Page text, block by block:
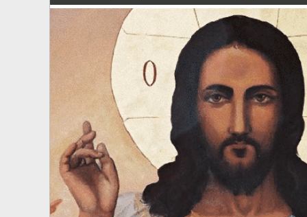
Η πίστη στην εποχή μας
Ορθόδοξη οικογένεια
Ορθόδοξο προσκυνητάριο
Σκέψεις-προβληματισμοί